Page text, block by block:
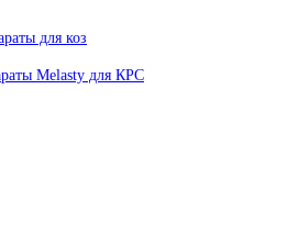
для коз
Melasty для КРС